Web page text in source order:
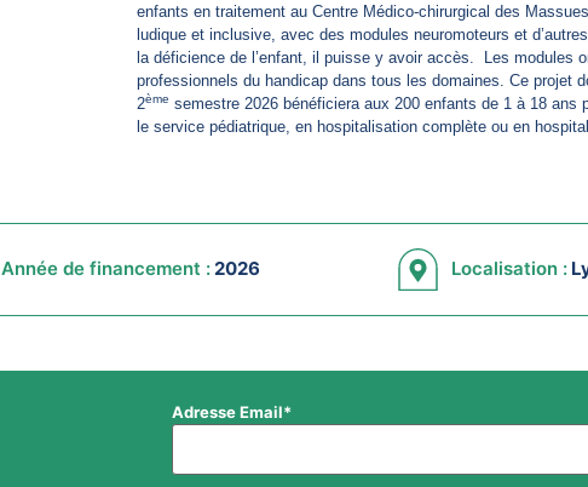
enfants en traitement au Centre Médico-chirurgical des
ludique et inclusive, avec des modules neuromoteurs et
la déficience de l’enfant, il puisse y avoir accès. Les modules
professionnels du handicap dans tous les domaines. Ce projet
2ème semestre 2026 bénéficiera aux 200 enfants de 1 à 18 ans
le service pédiatrique, en hospitalisation complète ou en
Année de financement :2026 Localisation :
Adresse Email*